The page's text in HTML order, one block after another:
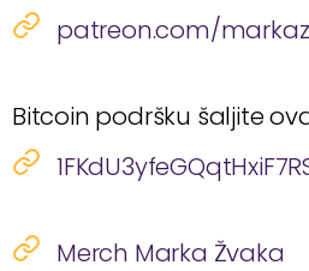
patreon.com/
Bitcoin podršku šaljite
Merch Marka Žvaka